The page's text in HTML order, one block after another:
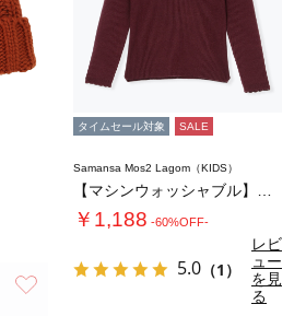
タイムセール対象 SALE
Samansa Mos2 Lagom（KIDS）
￥1,188 -60%OFF-
5.0 （1）
レビ
ュー
を見
る
お気に入り